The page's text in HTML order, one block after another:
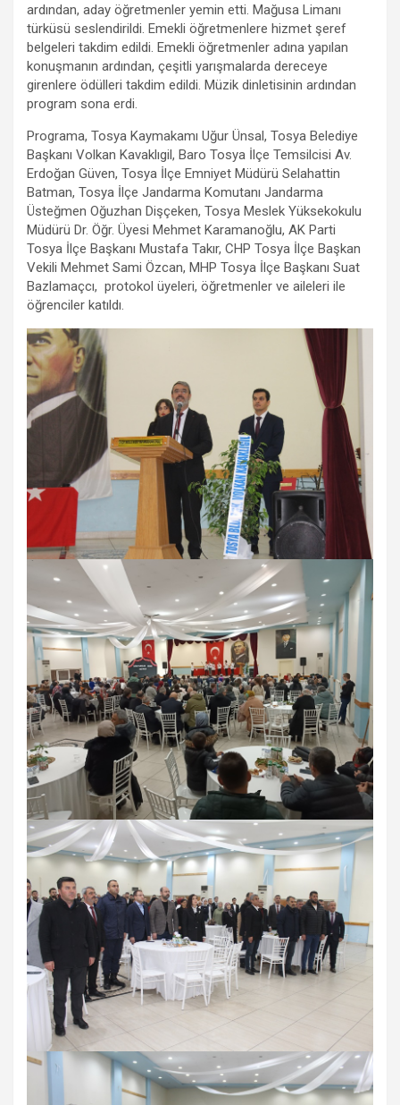
ardından, aday öğretmenler yemin etti. Mağusa Limanı
türküsü seslendirildi. Emekli öğretmenlere hizmet şeref
belgeleri takdim edildi. Emekli öğretmenler adına yapılan
konuşmanın ardından, çeşitli yarışmalarda dereceye
girenlere ödülleri takdim edildi. Müzik dinletisinin ardından
program sona erdi.
Programa, Tosya Kaymakamı Uğur Ünsal, Tosya Belediye
Başkanı Volkan Kavaklıgil, Baro Tosya İlçe Temsilcisi Av.
Erdoğan Güven, Tosya İlçe Emniyet Müdürü Selahattin
Batman, Tosya İlçe Jandarma Komutanı Jandarma
Üsteğmen Oğuzhan Dişçeken, Tosya Meslek Yüksekokulu
Müdürü Dr. Öğr. Üyesi Mehmet Karamanoğlu, AK Parti
Tosya İlçe Başkanı Mustafa Takır, CHP Tosya İlçe Başkan
Vekili Mehmet Sami Özcan, MHP Tosya İlçe Başkanı Suat
Bazlamaçcı, protokol üyeleri, öğretmenler ve aileleri ile
öğrenciler katıldı.